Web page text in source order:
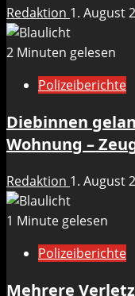
Redaktion 1. August
2 Minuten gelesen
Polizeiberichte
Diebinnen
Wohnung –
Redaktion 1. August
1 Minute gelesen
Polizeiberichte
Mehrere